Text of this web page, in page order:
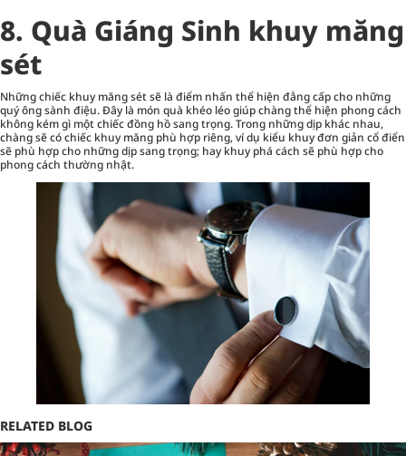
8. Quà Giáng Sinh khuy măng
sét
Những chiếc khuy măng sét sẽ là điểm nhấn thể hiện đẳng cấp cho những
quý ông sành điệu. Đây là món quà khéo léo giúp chàng thể hiện phong cách
không kém gì một chiếc đồng hồ sang trọng. Trong những dịp khác nhau,
chàng sẽ có chiếc khuy măng phù hợp riêng, ví dụ kiểu khuy đơn giản cổ điển
sẽ phù hợp cho những dịp sang trọng; hay khuy phá cách sẽ phù hợp cho
phong cách thường nhật.
RELATED BLOG